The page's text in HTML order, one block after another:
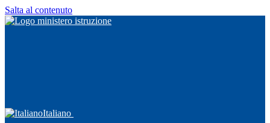
Salta al contenuto
Italiano